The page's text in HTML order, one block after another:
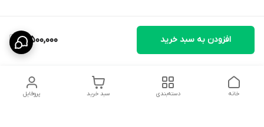
3,500,000 افزودن به سبد خرید
پروفایل سبد خرید دسته‌بندی خانه